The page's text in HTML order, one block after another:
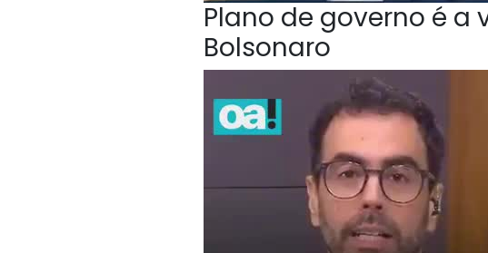
Plano de governo é a
Bolsonaro